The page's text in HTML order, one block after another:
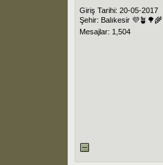
Giriş Tarihi: 20-05-2017
Şehir: Balıkesir 💜🪴🌳🌾
Mesajlar: 1,504